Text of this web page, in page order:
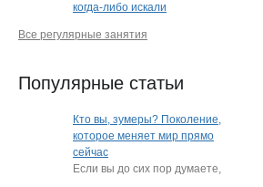
когда-либо искали
Все регулярные занятия
Популярные статьи
Кто вы, зумеры? Поколение,
которое меняет мир прямо
сейчас
Если вы до сих пор думаете,